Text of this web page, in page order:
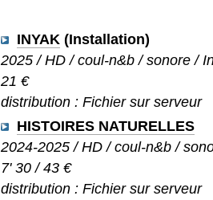
INYAK (Installation)
2025 / HD / coul-n&b / sonore /
21 €
distribution : Fichier sur serveur
HISTOIRES NATURELLES
2024-2025 / HD / coul-n&b /
7' 30 / 43 €
distribution : Fichier sur serveur